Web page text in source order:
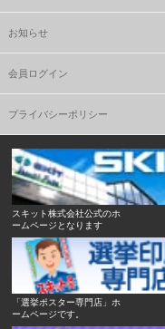
お知らせ
会員ログイン
プライバシーポリシー
スキット株式会社公式のホ
ームページとなります
「選挙ポスター専門店」ホ
ームページです。